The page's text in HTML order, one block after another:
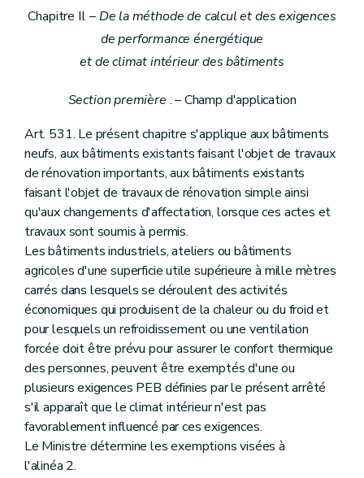
Chapitre II. –De la méthode de calcul et des exigences
de performance énergétique
et de climat intérieur des bâtiments
Section première . – Champ d'application
Art. 531. Le présent chapitre s'applique aux bâtiments
neufs, aux bâtiments existants faisant l'objet de travaux
de rénovation importants, aux bâtiments existants
faisant l'objet de travaux de rénovation simple ainsi
qu'aux changements d'affectation, lorsque ces actes et
travaux sont soumis à permis.
Les bâtiments industriels, ateliers ou bâtiments
agricoles d'une superficie utile supérieure à mille mètres
carrés dans lesquels se déroulent des activités
économiques qui produisent de la chaleur ou du froid et
pour lesquels un refroidissement ou une ventilation
forcée doit être prévu pour assurer le confort thermique
des personnes, peuvent être exemptés d'une ou
plusieurs exigences PEB définies par le présent arrêté
s'il apparaît que le climat intérieur n'est pas
favorablement influencé par ces exigences.
Le Ministre détermine les exemptions visées à
l'alinéa 2.